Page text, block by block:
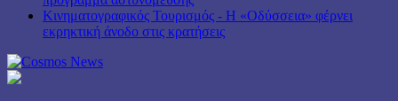
Κινηματογραφικός Τουρισμός - Η «Οδύσσεια» φέρνει
εκρηκτική άνοδο στις κρατήσεις